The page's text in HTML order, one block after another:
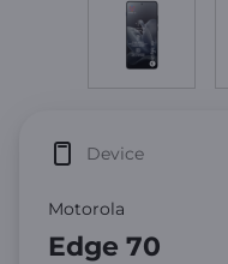
Motorola
Edge 70
Device